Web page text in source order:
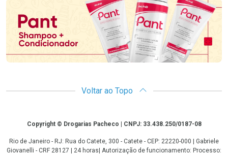
Voltar ao Topo
CopyrightCopyright © Drogarias Pacheco | CNPJ: 33.438.250/0187-08
Rio de Janeiro - RJ: Rua do Catete, 300 - Catete - CEP: 22220-000 | Gabriele
Giovanelli - CRF 28127 | 24 horas| Autorização de funcionamento: Processo: